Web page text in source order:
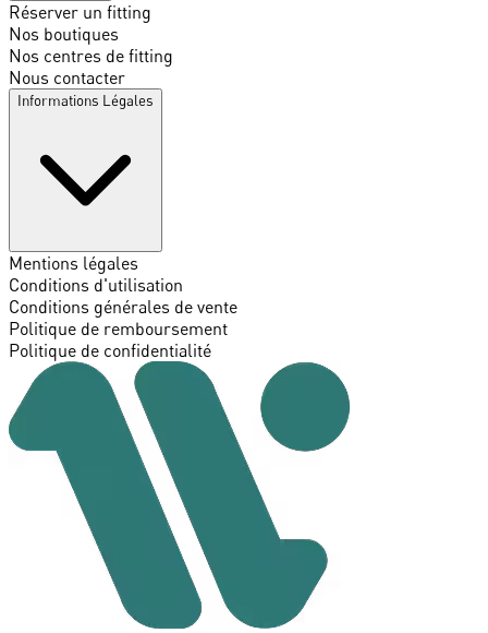
Réserver un fitting
Nos boutiques
Nos centres de fitting
Nous contacter
Informations Légales
Mentions légales
Conditions d'utilisation
Conditions générales de vente
Politique de remboursement
Politique de confidentialité